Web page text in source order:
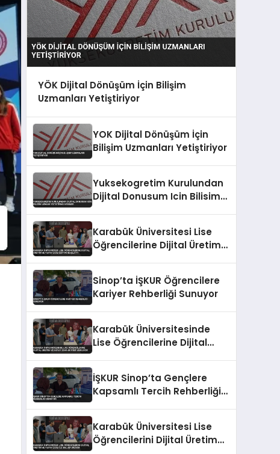
YÖK Dijital Dönüşüm İçin Bilişim
Uzmanları Yetiştiriyor
YOK Dijital Dönüşüm İçin
Bilişim Uzmanları Yetiştiriyor
Yuksekogretim Kurulundan
Dijital Donusum Icin Bilisim
Karabük Üniversitesi Lise
Öğrencilerine Dijital Üretim
Sinop’ta İŞKUR Öğrencilere
Kariyer Rehberliği Sunuyor
Karabük Üniversitesinde
Lise Öğrencilerine Dijital
İŞKUR Sinop’ta Gençlere
Kapsamlı Tercih Rehberliği
Karabük Üniversitesi Lise
Öğrencilerini Dijital Üretim